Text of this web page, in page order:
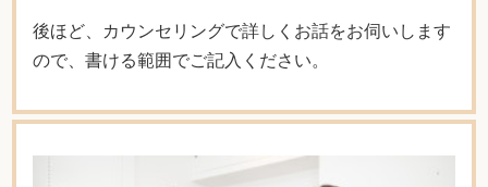
後ほど、カウンセリングで詳しくお話をお伺いします
ので、書ける範囲でご記入ください。